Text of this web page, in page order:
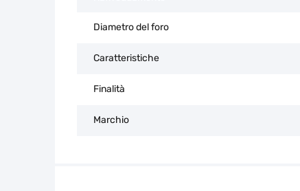
Diametro del foro
Caratteristiche
Finalità
Marchio